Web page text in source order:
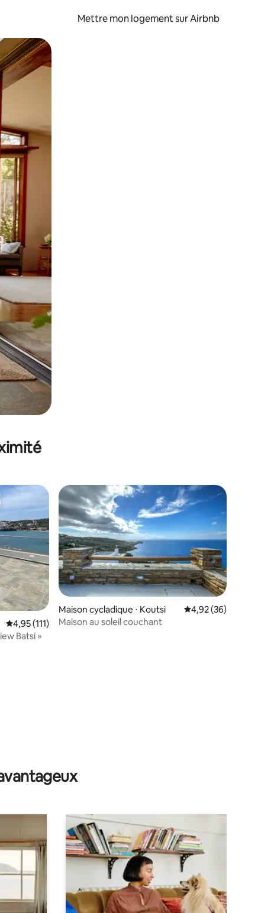
Mettre mon logement sur Airbnb
glisser.
: 4,94 sur 5
plus appréciés
Évaluation moyenne sur la base de 111 commentaires : 4,95 sur 5
4,95 (111)
Batsi »
Maison cycladique ⋅ Koutsi Évaluation moyenne
4,92 (36)
Maison au soleil couchant